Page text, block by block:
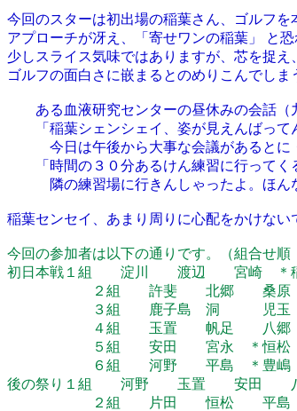
今回のスターは初出場の稲葉さん、ゴルフ
アプローチが冴え、「寄せワンの稲葉」 と
少しスライス気味ではありますが、芯を捉
ゴルフの面白さに嵌まるとのめりこんでしま
ある血液研究センターの昼休みの会話（
「稲葉シェンシェイ、姿が見えんばって
今日は午後から大事な会議があるとに・
「時間の３０分あるけん練習に行ってく
隣の練習場に行きんしゃったよ。ほんな
稲葉センセイ、あまり周りに心配をかけない
今回の参加者は以下の通りです。（組合せ
初日本戦１組 淀川 渡辺 宮崎 ＊
２組 許斐 北郷 桑原
３組 鹿子島 洞 児
４組 玉置 帆足 八郷
５組 安田 宮永 ＊恒
６組 河野 平島 ＊豊嶋
後の祭り１組 河野 玉置 安田
２組 片田 恒松 平